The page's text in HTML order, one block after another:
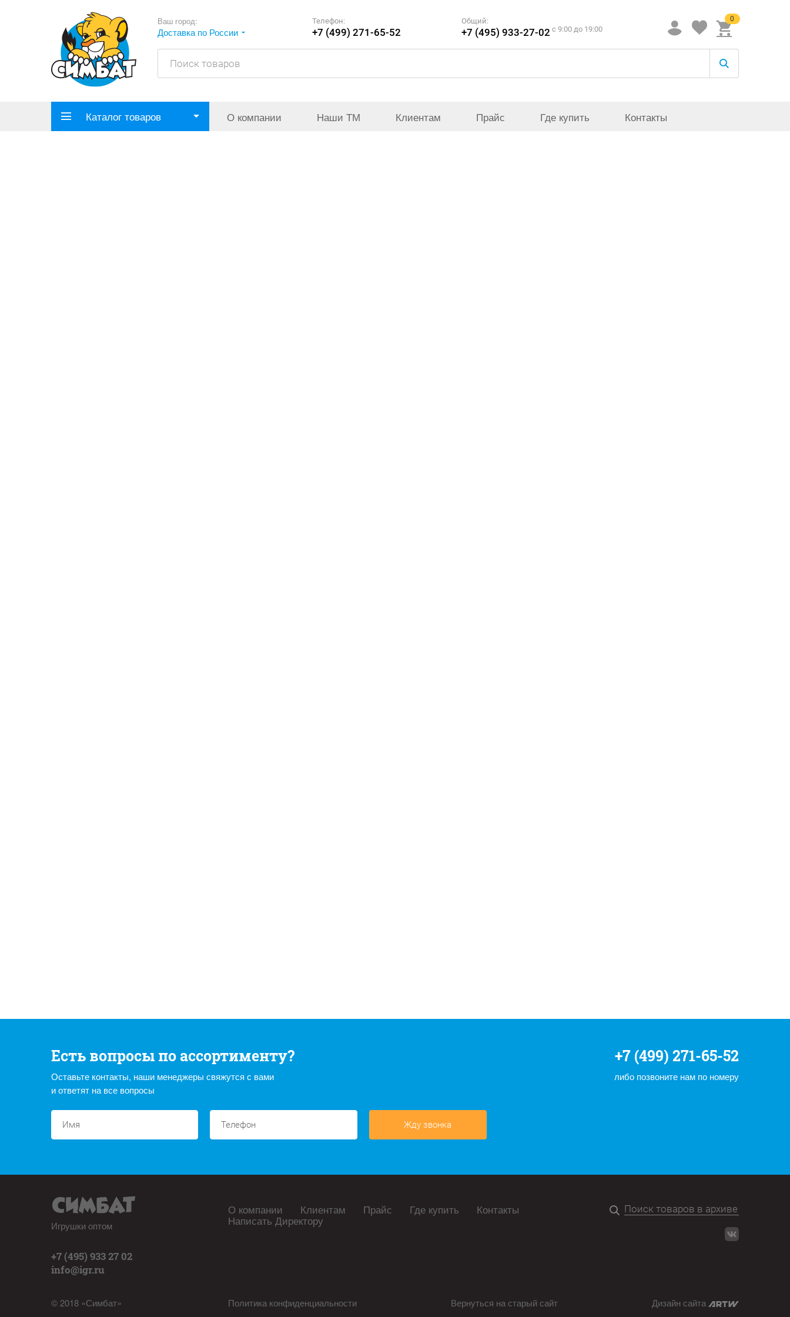
Ваш город:
Доставка по России
Телефон:
+7 (499) 271-65-52
Общий:
+7 (495) 933-27-02 c 9:00 до 19:00
0
Каталог товаров О компании Наши ТМ Клиентам Прайс Где купить Контакты
Есть вопросы по ассортименту?
Оставьте контакты, наши менеджеры свяжутся с вами
и ответят на все вопросы
+7 (499) 271-65-52
либо позвоните нам по номеру
Жду звонка
Игрушки оптом
+7 (495) 933 27 02
info@igr.ru
© 2018 «Симбат»
О компании Клиентам Прайс Где купить Контакты
Написать Директору
Политика конфиденциальности Вернуться на старый сайт Дизайн сайта